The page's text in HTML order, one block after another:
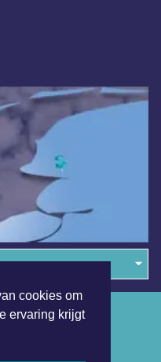
cookies om
ervaring krijgt